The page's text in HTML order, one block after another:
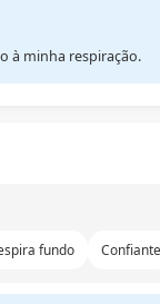
à minha respiração.
fundo Confiante